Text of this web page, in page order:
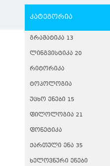
კატეგორია
ᲒᲠᲐᲛᲐᲢᲘᲙᲐ 13
ᲚᲘᲜᲒᲕᲘᲡᲢᲘᲙᲐ 20
ᲠᲘᲢᲝᲠᲘᲙᲐ
ᲢᲝᲞᲝᲚᲝᲒᲘᲐ
ᲣᲪᲮᲝ ᲔᲜᲔᲑᲘ 15
ᲤᲘᲚᲝᲚᲝᲒᲘᲐ 21
ᲤᲝᲜᲔᲢᲘᲙᲐ
ᲥᲐᲠᲗᲣᲚᲘ ᲔᲜᲐ 35
ᲮᲔᲚᲝᲕᲜᲣᲠᲘ ᲔᲜᲔᲑᲘ